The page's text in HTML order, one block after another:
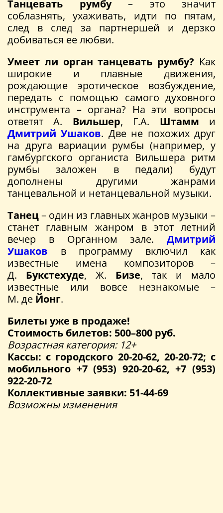
Танцевать румбу– это значит
соблазнять, ухаживать, идти по пятам,
след в след за партнершей и дерзко
добиваться ее любви.
Умеет ли орган танцевать румбу? Как
широкие и плавные движения,
рождающие эротическое возбуждение,
передать с помощью самого духовного
инструмента – органа? На эти вопросы
ответят А. Вильшер, Г.А. Штамм и
Дмитрий Ушаков. Две не похожих друг
на друга вариации румбы (например, у
гамбургского органиста Вильшера ритм
румбы заложен в педали) будут
дополнены другими жанрами
танцевальной и нетанцевальной музыки.
Танец– один из главных жанров музыки –
станет главным жанром в этот летний
вечер в Органном зале. Дмитрий
Ушаков в программу включил как
известные имена композиторов –
Д. Букстехуде, Ж. Бизе, так и мало
известные или вовсе незнакомые –
М. де Йонг.
Билеты уже в продаже!
Стоимость билетов: 500–800 руб.
Возрастная категория: 12+
Кассы: с городского 20-20-62, 20-20-72; с
мобильного +7 (953) 920-20-62, +7 (953)
922-20-72
Коллективные заявки: 51-44-69
Возможны изменения